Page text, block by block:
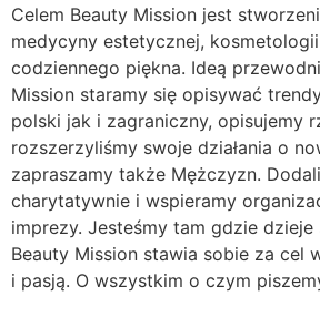
Celem Beauty Mission jest
medycyny estetycznej,
codziennego piękna. Ideą
Mission staramy się opisywać
polski jak i zagraniczny, opisujemy
rozszerzyliśmy swoje działania o
zapraszamy także Mężczyzn.
charytatywnie i wspieramy
imprezy. Jesteśmy tam gdzie
Beauty Mission stawia sobie za cel
i pasją. O wszystkim o czym